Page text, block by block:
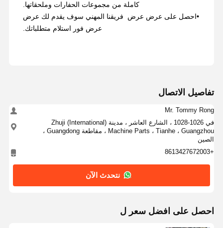
كاملة من مجموعات الحفارات وملحقاتها.
•احصل على عرض عرض ️ فريقنا المهني سوف يقدم لك عرض
عرض فور استلام متطلباتك.
تفاصيل الاتصال
Mr. Tommy Rong
في 1026-1028 ، الشارع العاشر ، مدينة Zhuji (International)
Machine Parts ، Tianhe ، Guangzhou ، مقاطعة Guangdong ،
الصين
+8613427672003
نتحدث الآن
احصل على افضل سعر ل